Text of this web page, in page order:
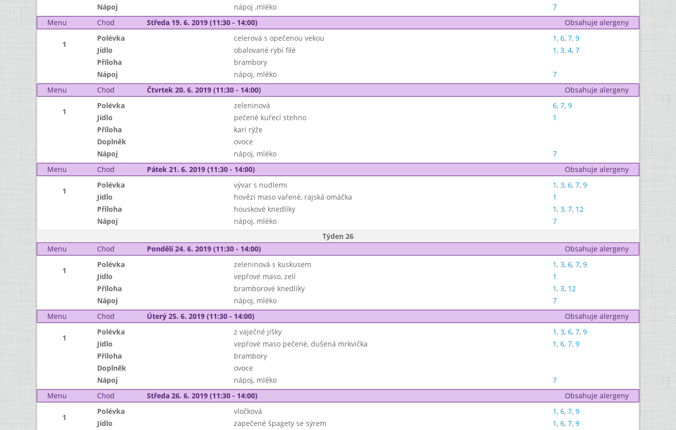
Nápoj
nápoj ,mléko
7
Menu
Chod Středa 19. 6. 2019 (11:30 - 14:00) Obsahuje alergeny
1
Polévka celerová s opečenou vekou 1, 6, 7, 9
Jídlo
obalované rybí filé 1, 3, 4, 7
Příloha
brambory
Nápoj
nápoj, mléko
7
Menu
Chod Čtvrtek 20. 6. 2019 (11:30 - 14:00) Obsahuje alergeny
1
Polévka zeleninová 6, 7, 9
Jídlo
pečené kuřecí stehno
1
Příloha
kari rýže
Doplněk
ovoce
Nápoj
nápoj, mléko
7
Menu
Chod Pátek 21. 6. 2019 (11:30 - 14:00) Obsahuje alergeny
1
Polévka vývar s nudlemi 1, 3, 6, 7, 9
Jídlo
hovězí maso vařené, rajská omáčka
1
Příloha
houskové knedlíky 1, 3, 7, 12
Nápoj
nápoj, mléko
7
Týden 26
Menu
Chod Pondělí 24. 6. 2019 (11:30 - 14:00) Obsahuje alergeny
1
Polévka zeleninová s kuskusem 1, 3, 6, 7, 9
Jídlo
vepřové maso, zelí
1
Příloha
bramborové knedlíky 1, 3, 12
Nápoj
nápoj, mléko
7
Menu
Chod Úterý 25. 6. 2019 (11:30 - 14:00) Obsahuje alergeny
1
Polévka z vaječné jíšky 1, 3, 6, 7, 9
Jídlo
vepřové maso pečené, dušená mrkvička 1, 6, 7, 9
Příloha
brambory
Doplněk
ovoce
Nápoj
nápoj, mléko
7
Menu
Chod Středa 26. 6. 2019 (11:30 - 14:00) Obsahuje alergeny
1
Polévka vločková 1, 6, 7, 9
Jídlo
zapečené špagety se sýrem 1, 6, 7, 9